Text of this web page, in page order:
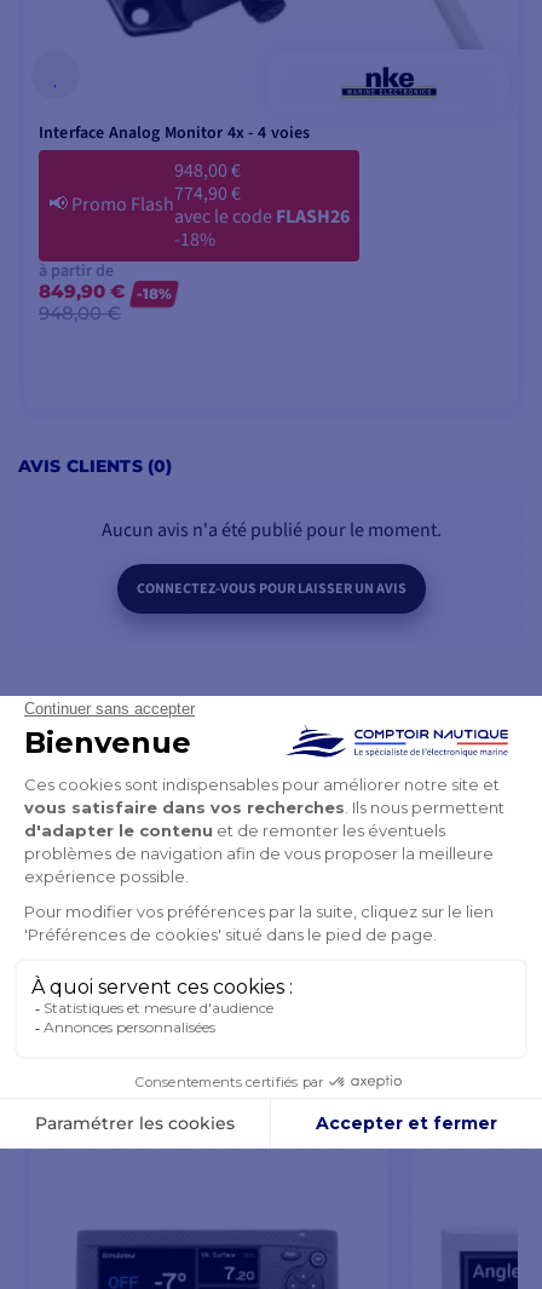
Plage de mesure : -170 ° to
Température de
fonctionnement : -10 ° C to +50
° C
Interface Analog Monitor 4x - 4 voies
📢Promo Flash
948,00 €
774,90 €
avec le codeFLASH26
-18%
à partir de
849,90 €
948,00 €
-18%
AVIS CLIENTS (0)
Aucun avis n'a été publié pour le moment.
CONNECTEZ-VOUS POUR LAISSER UN AVIS
QUESTIONS / RÉPONSES
SOYEZ LE PREMIER À POSER UNE QUESTION
PRODUITS DE LA MÊME CATÉGORIE
PRODUITS DE LA MÊME MARQUE
VOUS POURRIEZ AUSSI AIMER